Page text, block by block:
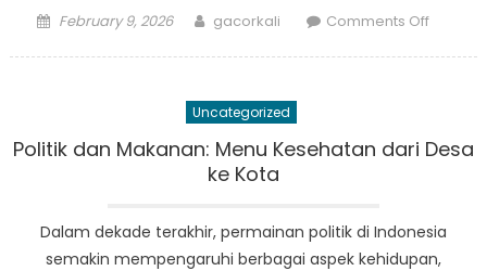
Posted
February 9, 2026 Author
gacorkali Comments Offon
Lokal
Uncategorized
Politik dan Makanan: Menu Kesehatan dari Desa
ke Kota
Dalam dekade terakhir, permainan politik di Indonesia
semakin mempengaruhi berbagai aspek kehidupan,